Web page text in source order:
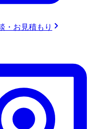
・お見積もり